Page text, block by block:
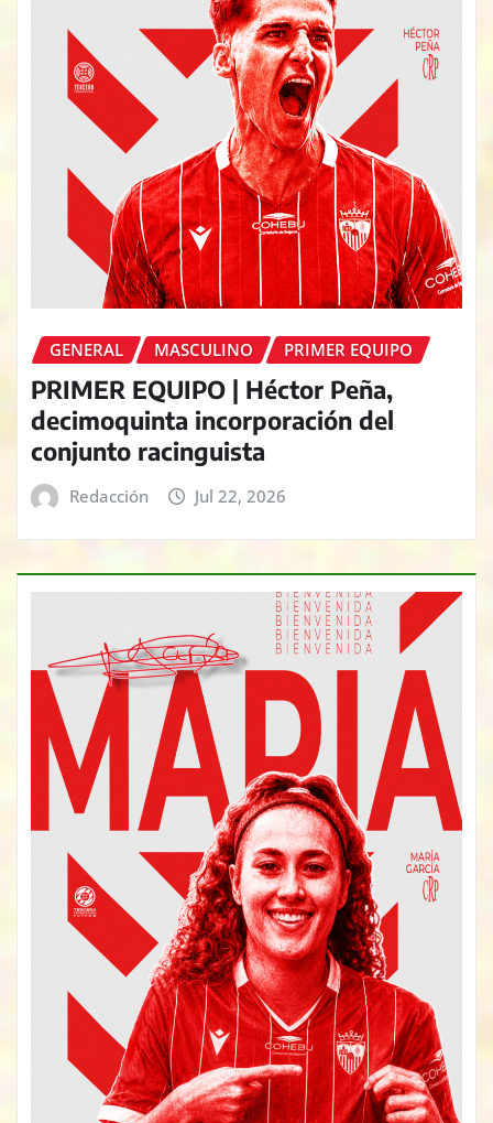
GENERAL MASCULINO PRIMER EQUIPO
PRIMER EQUIPO | Héctor Peña,
decimoquinta incorporación del
conjunto racinguista
Redacción Jul 22, 2026